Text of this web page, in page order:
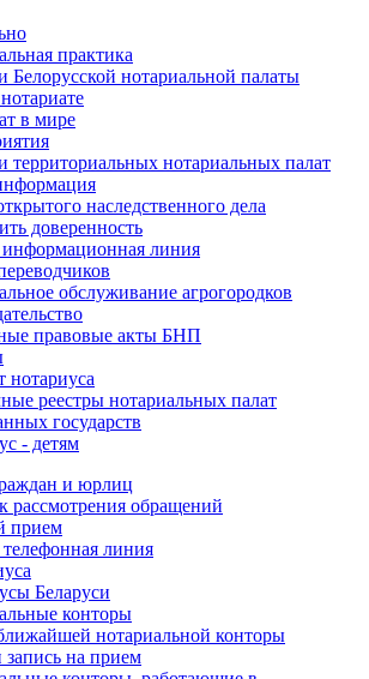
практика
Белорусской нотариальной палаты
в мире
территориальных нотариальных палат
наследственного дела
доверенность
линия
обслуживание агрогородков
правовые акты БНП
нотариуса
реестры нотариальных палат
государств
- детям
и юрлиц
рассмотрения обращений
прием
линия
Беларуси
конторы
нотариальной конторы
на прием